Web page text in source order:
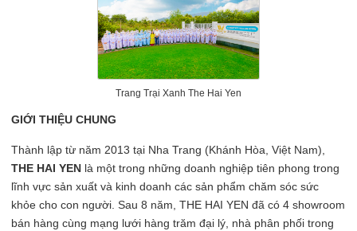
Trang Trại Xanh The Hai Yen
GIỚI THIỆU CHUNG
Thành lập từ năm 2013 tại Nha Trang (Khánh Hòa, Việt Nam),
THE HAI YEN là một trong những doanh nghiệp tiên phong trong
lĩnh vực sản xuất và kinh doanh các sản phẩm chăm sóc sức
khỏe cho con người. Sau 8 năm, THE HAI YEN đã có 4 showroom
bán hàng cùng mạng lưới hàng trăm đại lý, nhà phân phối trong